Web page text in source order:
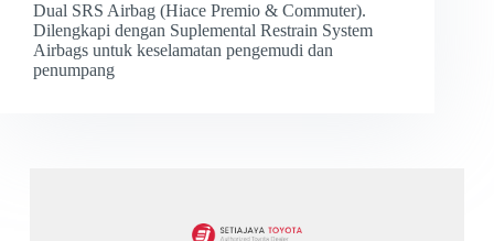
Dual SRS Airbag (Hiace Premio & Commuter).
Dilengkapi dengan Suplemental Restrain System
Airbags untuk keselamatan pengemudi dan
penumpang